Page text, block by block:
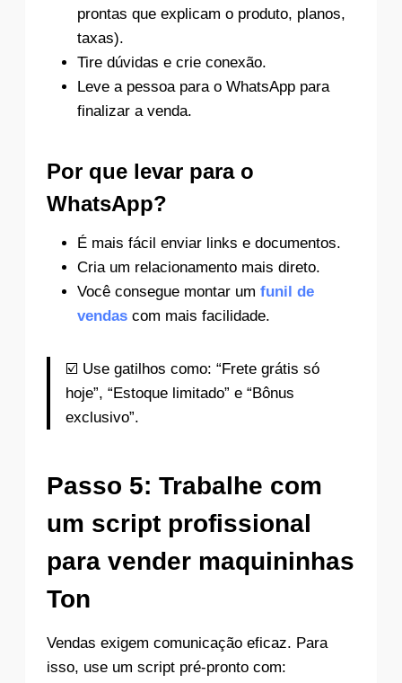
prontas que explicam o produto, planos,
taxas).
Tire dúvidas e crie conexão.
Leve a pessoa para o WhatsApp para
finalizar a venda.
Por que levar para o
WhatsApp?
É mais fácil enviar links e documentos.
Cria um relacionamento mais direto.
Você consegue montar um funil de
vendas com mais facilidade.
☑️ Use gatilhos como: “Frete grátis só
hoje”, “Estoque limitado” e “Bônus
exclusivo”.
Passo 5: Trabalhe com
um script profissional
para vender maquininhas
Ton
Vendas exigem comunicação eficaz. Para
isso, use um script pré-pronto com: